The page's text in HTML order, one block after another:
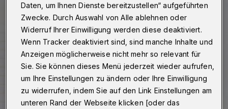
Daten, um Ihnen Dienste bereitzustellen“ aufgeführten
Zwecke. Durch Auswahl von Alle ablehnen oder
Widerruf Ihrer Einwilligung werden diese deaktiviert.
Wenn Tracker deaktiviert sind, sind manche Inhalte und
Anzeigen möglicherweise nicht mehr so relevant für
Sie. Sie können dieses Menü jederzeit wieder aufrufen,
um Ihre Einstellungen zu ändern oder Ihre Einwilligung
zu widerrufen, indem Sie auf den Link Einstellungen am
unteren Rand der Webseite klicken [oder das